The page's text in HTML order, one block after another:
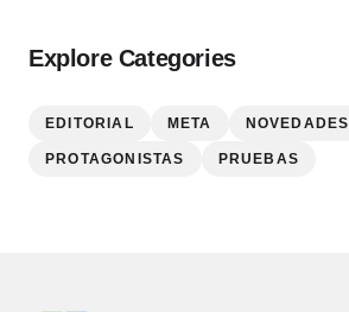
Explore Categories
EDITORIAL META NOVEDADES
PROTAGONISTAS PRUEBAS